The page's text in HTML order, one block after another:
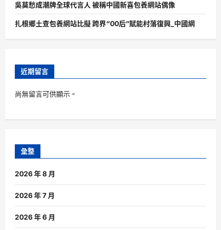
吳莫愁成潮牌全球代言人 被稱中國新喜包養網站偶像
扎根鄉土查包養網站比擬 跨界“00后”賦能村落復興_中國網
近期留言
尚無留言可供顯示。
彙整
2026 年 8 月
2026 年 7 月
2026 年 6 月